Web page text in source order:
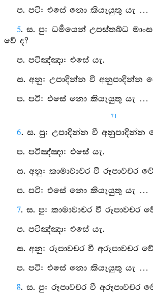
ප. පටි: එසේ නො කියැයුතු යැ …
5. ස. පු: ධර්‍මයෙන් උපස්තබ්ධ
වේ ද?
ප. පටිඤ්ඤා: එසේ යැ.
ස. අනු: උපාදින්න වී අනුපාදින්න
ප. පටි: එසේ නො කියැයුතු යැ …
71
6. ස. පු: උපාදින්න වී අනුපාදින්න
ප. පටිඤ්ඤා: එසේ යැ.
ස. අනු: කාමාවාචර වී රූපාවචර
ප. පටි: එසේ නො කියැයුතු යැ …
7. ස. පු: කාමාවාචර වී රූපාවචර
ප. පටිඤ්ඤා: එසේ යැ.
ස. අනු: රූපාවචර වී අරූපාවචර වේ
ප. පටි: එසේ නො කියැයුතු යැ …
8. ස. පු: රූපාවචර වී අරූපාවචර